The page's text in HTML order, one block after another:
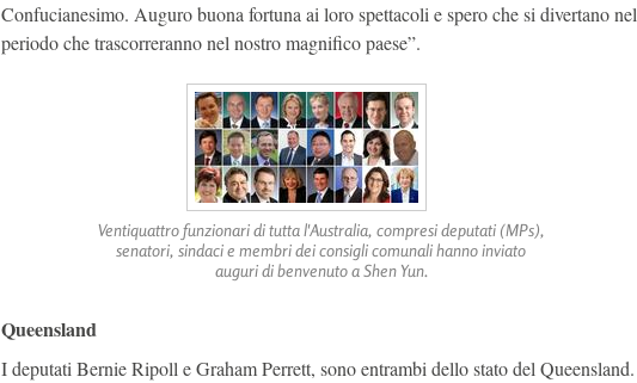
Confucianesimo. Auguro buona fortuna ai loro spettacoli e spero che si divertano nel
periodo che trascorreranno nel nostro magnifico paese”.
Ventiquattro funzionari di tutta l'Australia, compresi deputati (MPs),
senatori, sindaci e membri dei consigli comunali hanno inviato
auguri di benvenuto a Shen Yun.
Queensland
I deputati Bernie Ripoll e Graham Perrett, sono entrambi dello stato del Queensland.